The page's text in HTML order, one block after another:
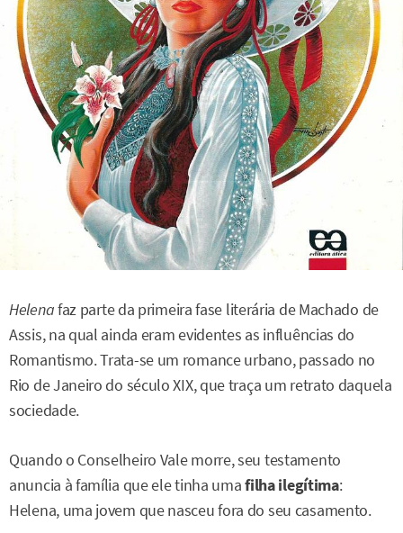
Helenafaz parte da primeira fase literária de Machado de
Assis, na qual ainda eram evidentes as influências do
Romantismo. Trata-se um romance urbano, passado no
Rio de Janeiro do século XIX, que traça um retrato daquela
sociedade.
Quando o Conselheiro Vale morre, seu testamento
anuncia à família que ele tinha umafilha ilegítima:
Helena, uma jovem que nasceu fora do seu casamento.